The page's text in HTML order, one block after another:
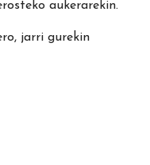
aukerarekin.
jarri gurekin